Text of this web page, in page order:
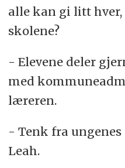
alle kan gi litt hver,
skolene?
- Elevene deler
med
læreren.
- Tenk fra
Leah.